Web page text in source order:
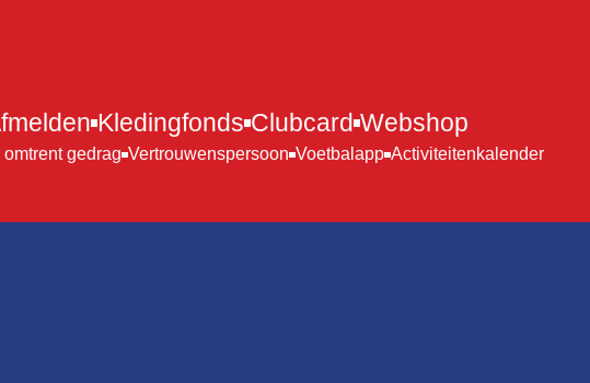
Kledingfonds Clubcard Webshop
gedrag Vertrouwenspersoon Voetbalapp Activiteitenkalender